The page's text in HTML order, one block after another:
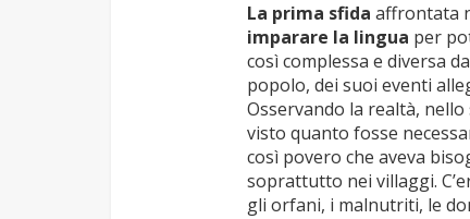
La prima sfida affrontata
imparare la lingua per
così complessa e diversa
popolo, dei suoi eventi
Osservando la realtà,
visto quanto fosse
così povero che aveva
soprattutto nei villaggi.
gli orfani, i malnutriti, le